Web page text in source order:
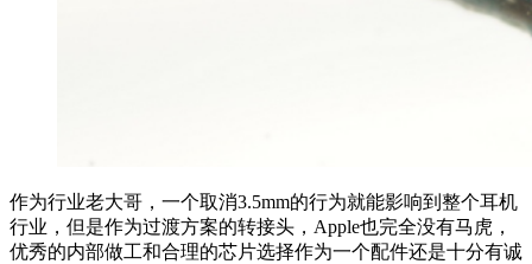
作为行业老大哥，一个取消3.5mm的行为就能影响到整个耳机
行业，但是作为过渡方案的转接头，Apple也完全没有马虎，
优秀的内部做工和合理的芯片选择作为一个配件还是十分有诚